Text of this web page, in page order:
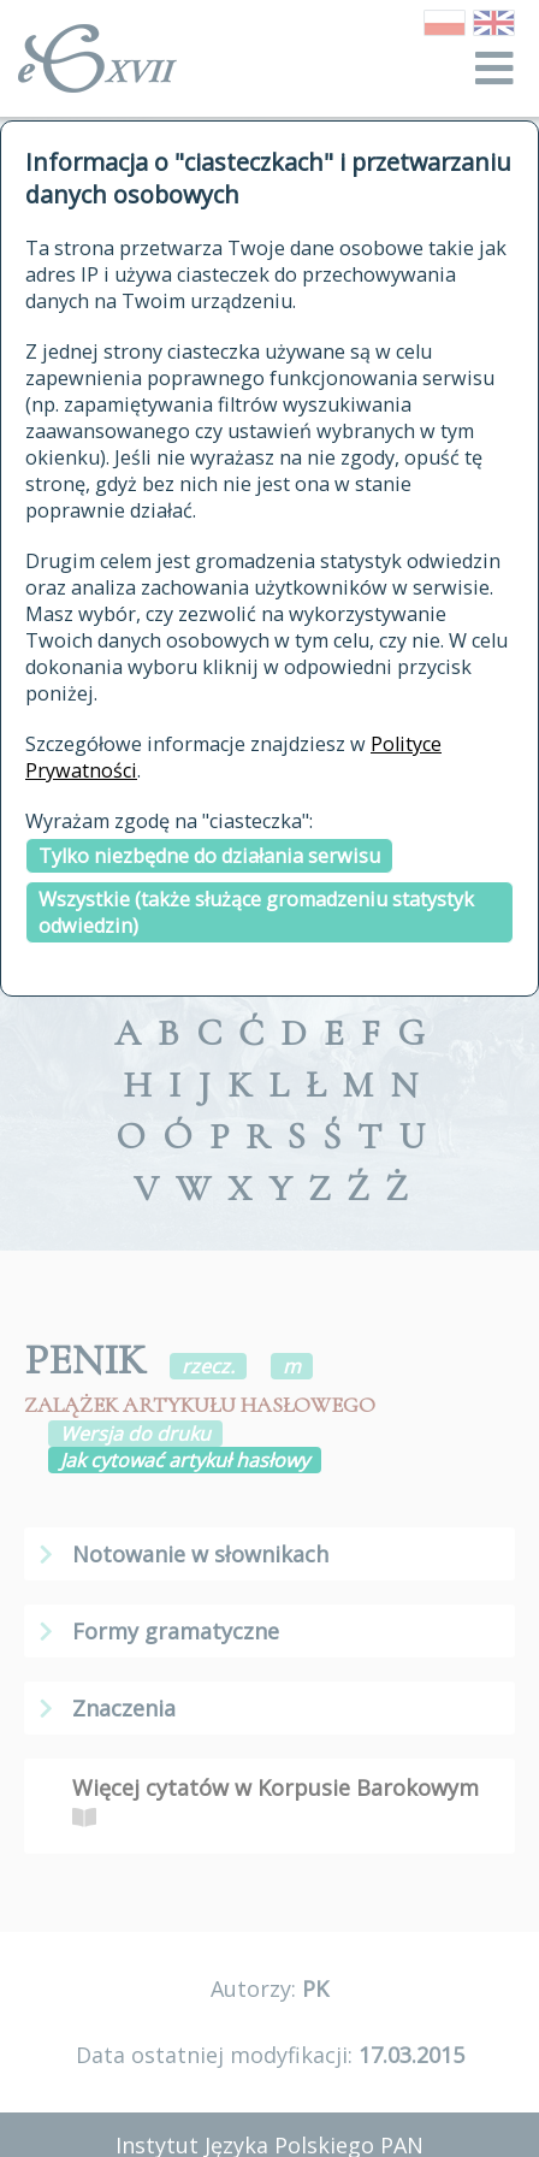
Informacja o "ciasteczkach" i przetwarzaniu
danych osobowych
Ta strona przetwarza Twoje dane osobowe takie jak
adres IP i używa ciasteczek do przechowywania
danych na Twoim urządzeniu.
Z jednej strony ciasteczka używane są w celu
zapewnienia poprawnego funkcjonowania serwisu
(np. zapamiętywania filtrów wyszukiwania
zaawansowanego czy ustawień wybranych w tym
okienku). Jeśli nie wyrażasz na nie zgody, opuść tę
stronę, gdyż bez nich nie jest ona w stanie
poprawnie działać.
Drugim celem jest gromadzenia statystyk odwiedzin
oraz analiza zachowania użytkowników w serwisie.
Masz wybór, czy zezwolić na wykorzystywanie
Twoich danych osobowych w tym celu, czy nie. W celu
dokonania wyboru kliknij w odpowiedni przycisk
poniżej.
Szczegółowe informacje znajdziesz w Polityce
Prywatności.
Wyrażam zgodę na "ciasteczka":
Tylko niezbędne do działania serwisu
Wszystkie (także służące gromadzeniu statystyk
odwiedzin)
autorzy Słownika
historia
publikacje
źródła
autorzy tekstów źródłowych
zasady opracowania
statystyki
najnowsze hasła
ostatnio zmodyfikowane hasła
materiały archiwalne
cytowanie
kontakt
kwerendy
jak cytować Słownik
ELEKTRONICZNY SŁOWNIK
JĘZYKA POLSKIEGO
XVII I XVIII WIEKU
znajdź hasła
zaczynające się od
indeksie
a fronte
a tergo
A B C Ć D E F G
H I J K L Ł M N
O Ó P R S Ś T U
V W X Y Z Ź Ż
PENIK rzecz.
m
ZALĄŻEK ARTYKUŁU HASŁOWEGO
Wersja do druku
Jak cytować artykuł hasłowy
Notowanie w słownikach
Formy gramatyczne
Znaczenia
Więcej cytatów w Korpusie Barokowym
Autorzy: PK
Data ostatniej modyfikacji: 17.03.2015
Instytut Języka Polskiego PAN